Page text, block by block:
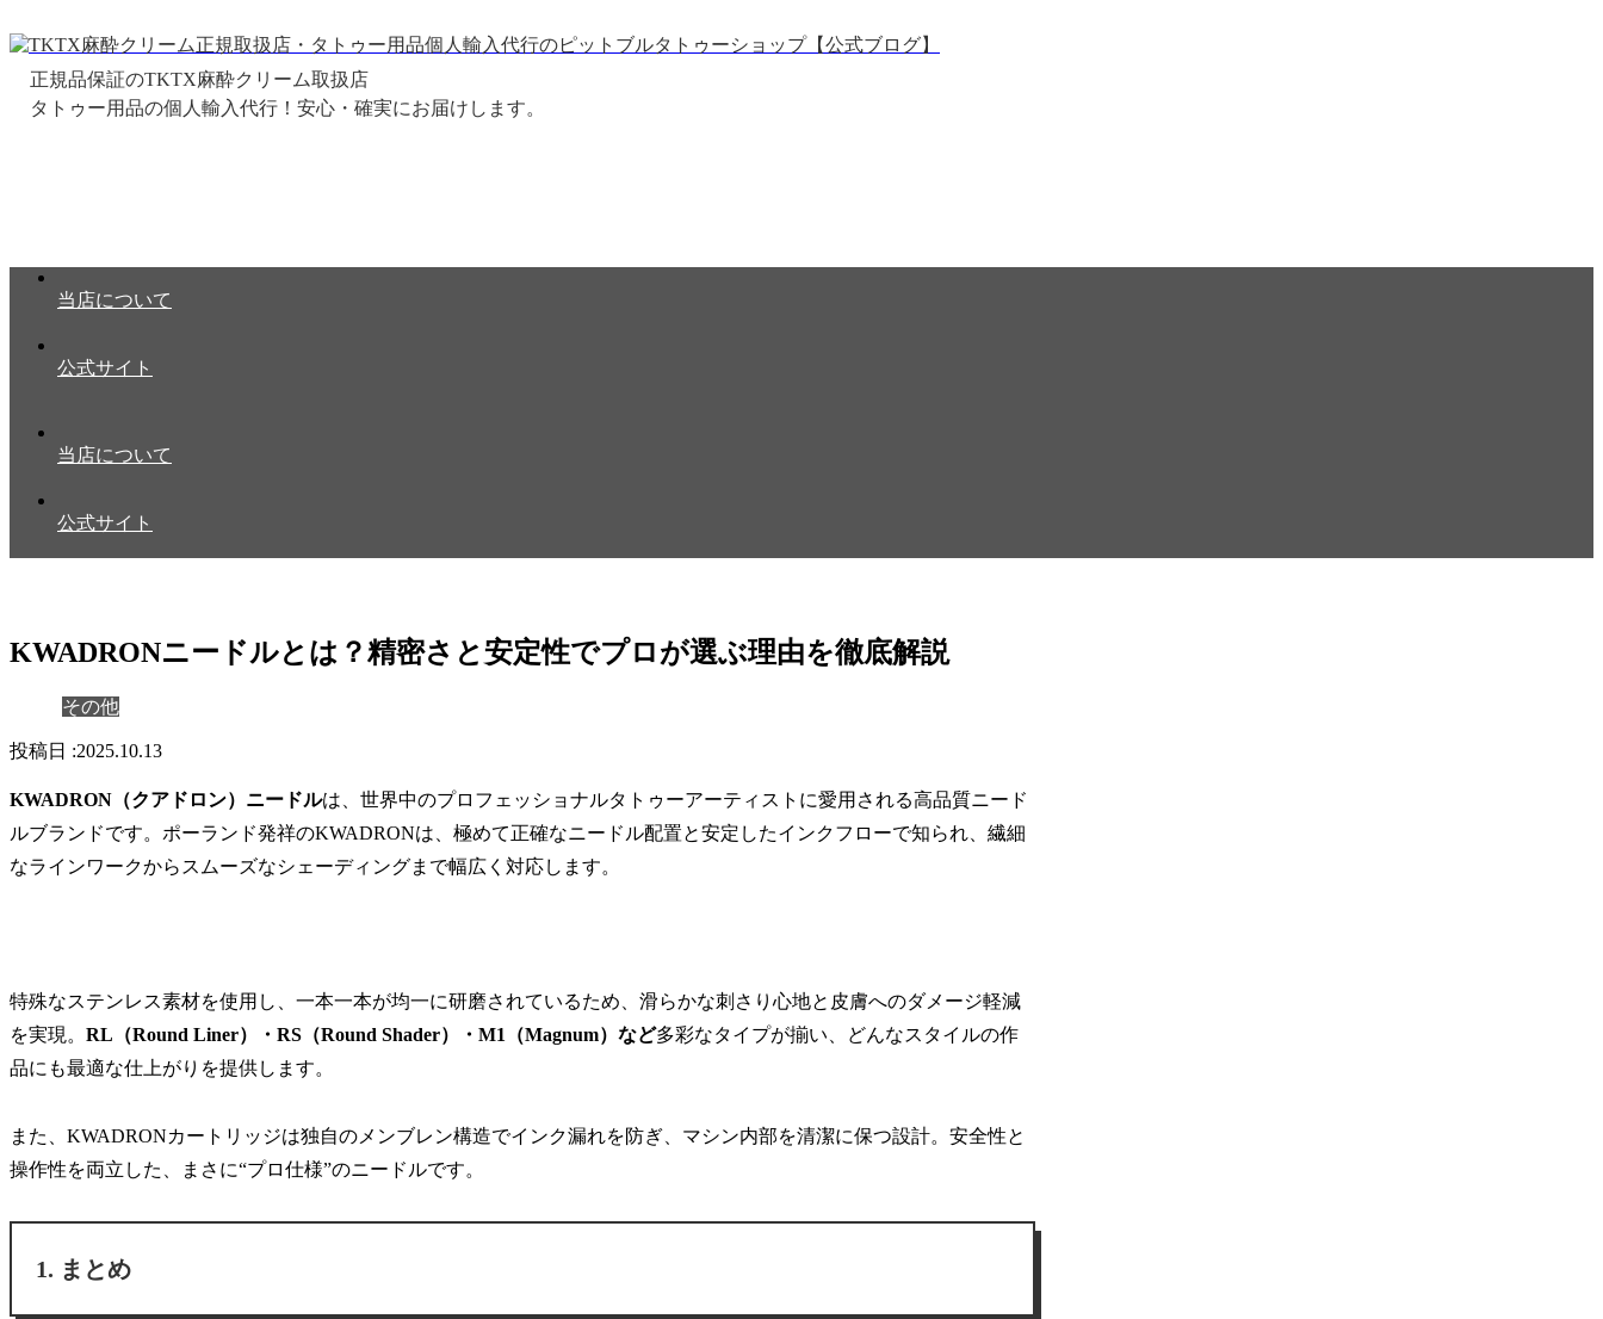
正規品保証のTKTX麻酔クリーム取扱店
当店について
公式サイト
当店について
公式サイト
KWADRONニードルとは？精密さと安定性でプロが選ぶ理由を徹底解説
その他
2025.10.13
KWADRON（クアドロン）ニードルは、世界中のプロフェッショナルタトゥーアーティストに愛用される高品質ニード
ルブランドです。ポーランド発祥のKWADRONは、極めて正確なニードル配置と安定したインクフローで知られ、繊細
なラインワークからスムーズなシェーディングまで幅広く対応します。
特殊なステンレス素材を使用し、一本一本が均一に研磨されているため、滑らかな刺さり心地と皮膚へのダメージ軽減
を実現。 RL（Round Liner）・RS（Round Shader）・M1（Magnum）など多彩なタイプが揃い、どんなスタイルの作
品にも最適な仕上がりを提供します。
また、KWADRONカートリッジは独自のメンブレン構造でインク漏れを防ぎ、マシン内部を清潔に保つ設計。安全性と
操作性を両立した、まさに“プロ仕様”のニードルです。
まとめ